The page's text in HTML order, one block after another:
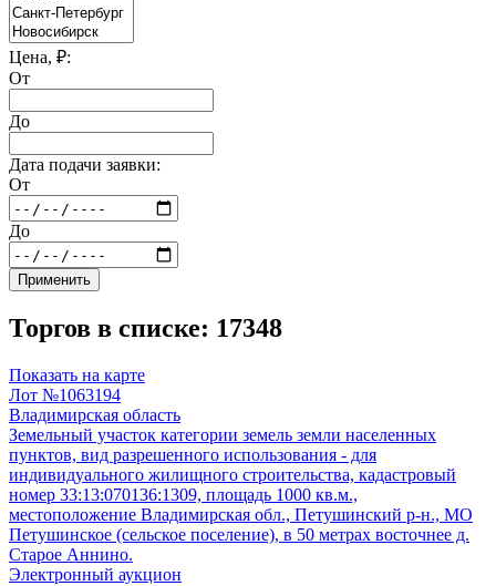
Цена, ₽:
От
До
Дата подачи заявки:
От
До
Применить
Торгов в списке: 17348
Показать на карте
Лот №1063194
Владимирская область
Земельный участок категории земель земли населенных
пунктов, вид разрешенного использования - для
индивидуального жилищного строительства, кадастровый
номер 33:13:070136:1309, площадь 1000 кв.м.,
местоположение Владимирская обл., Петушинский р-н., МО
Петушинское (сельское поселение), в 50 метрах восточнее д.
Старое Аннино.
Электронный аукцион